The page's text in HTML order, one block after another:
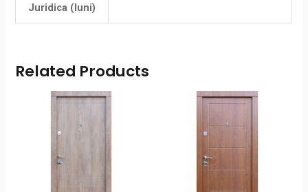
Juridica (luni)
Related Products